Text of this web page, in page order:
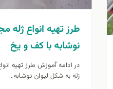
طرز تهيه انواع
نوشابه با كف و يخ
ژله به شكل ليوان نوشابه...